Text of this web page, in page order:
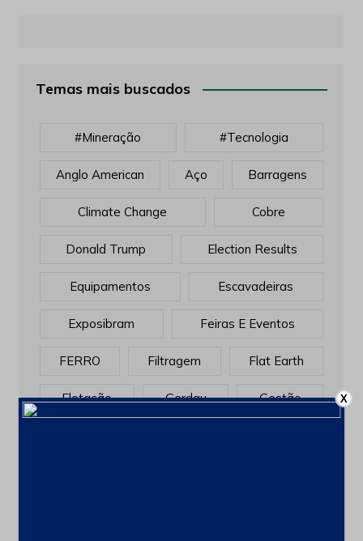
Temas mais buscados
#mineração #tecnologia
Anglo American Aço Barragens
Climate Change Cobre
Donald Trump Election Results
Equipamentos Escavadeiras
Exposibram Feiras E Eventos
FERRO Filtragem Flat Earth
Flotação Gerdau Gestão X